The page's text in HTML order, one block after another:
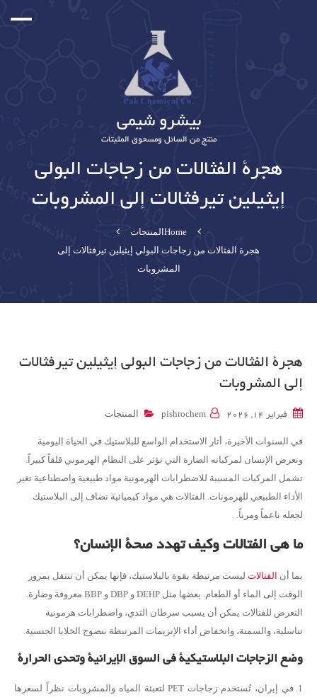
بیشرو شیمی
منتج من السائل ومسحوق المثبتات
هجرة الفثالات من زجاجات البولي
إيثيلين تيرفثالات إلى المشروبات
Home المنتجات
هجرة الفثالات من زجاجات البولي إيثيلين تيرفثالات إلى
المشروبات
هجرة الفثالات من زجاجات البولي إيثيلين تيرفثالات
إلى المشروبات
فبراير 14, 2026 pishrochem المنتجات
في السنوات الأخيرة، أثار الاستخدام الواسع للبلاستيك في الحياة اليومية
وتعرض الإنسان لمركباته الضارة التي تؤثر على النظام الهرموني قلقاً كبيراً.
تشمل المركبات المسببة للاضطرابات الهرمونية مواد طبيعية واصطناعية تغير
الأداء الطبيعي للهرمونات. الفتالات هي مواد كيميائية تضاف إلى البلاستيك
لجعله ناعماً ومرناً.
ما هي الفتالات وكيف تهدد صحة الإنسان؟
بما أن الفتالات ليست مرتبطة بقوة بالبلاستيك، فإنها يمكن أن تنتقل بمرور
الوقت إلى الماء أو الطعام. بعضها مثل DEHP و DBP و BBP معروفة وضارة.
التعرض للفتالات يمكن أن يسبب سرطان الثدي، واضطرابات هرمونية
تناسلية، والسمنة، وانخفاض أداء الإنزيمات المرتبطة بنضوج الخلايا الجنسية.
وضع الزجاجات البلاستيكية في السوق الإيرانية وتحدي الحرارة
في إيران، تُستخدم زجاجات PET لتعبئة المياه والمشروبات نظراً لسعرها